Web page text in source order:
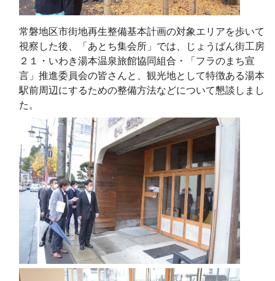
常磐地区市街地再生整備基本計画の対象エリアを歩いて
視察した後、「あとち集会所」では、じょうばん街工房
２１・いわき湯本温泉旅館協同組合・「フラのまち宣
言」推進委員会の皆さんと、観光地として特徴ある湯本
駅前周辺にするための整備方法などについて懇談しまし
た。